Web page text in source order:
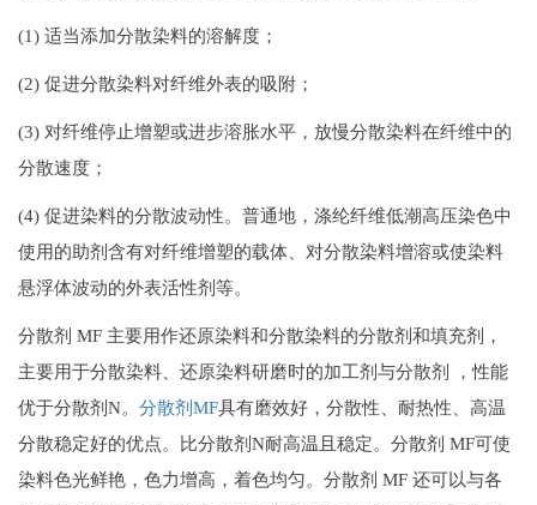
(1) 适当添加分散染料的溶解度；
(2) 促进分散染料对纤维外表的吸附；
(3) 对纤维停止增塑或进步溶胀水平，放慢分散染料在纤维中的
分散速度；
(4) 促进染料的分散波动性。普通地，涤纶纤维低潮高压染色中
使用的助剂含有对纤维增塑的载体、对分散染料增溶或使染料
悬浮体波动的外表活性剂等。
分散剂 MF 主要用作还原染料和分散染料的分散剂和填充剂，
主要用于分散染料、还原染料研磨时的加工剂与分散剂 ，性能
优于分散剂N。 分散剂MF具有磨效好，分散性、耐热性、高温
分散稳定好的优点。比分散剂N耐高温且稳定。分散剂 MF可使
染料色光鲜艳，色力增高，着色均匀。分散剂 MF 还可以与各